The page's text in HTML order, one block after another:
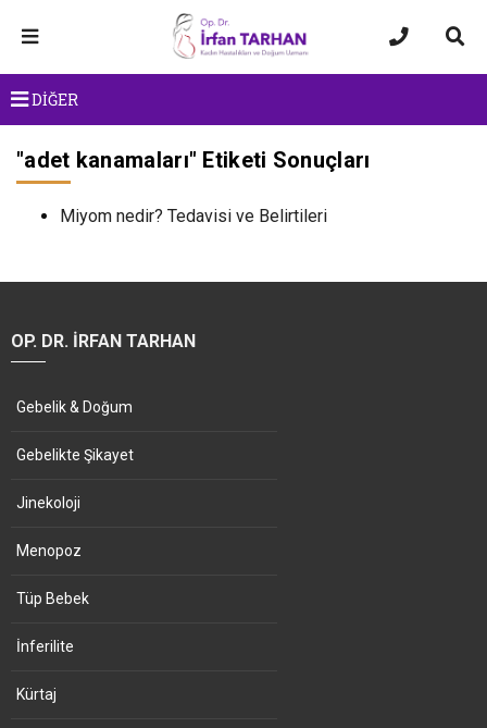
DİĞER
"adet kanamaları" Etiketi Sonuçları
Miyom nedir? Tedavisi ve Belirtileri
OP. DR. İRFAN TARHAN
Gebelik & Doğum
Gebelikte Şikayet
Jinekoloji
Menopoz
Tüp Bebek
İnferilite
Kürtaj